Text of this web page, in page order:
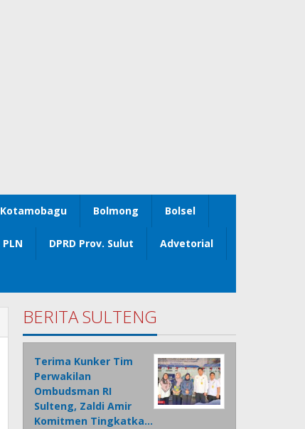
Kotamobagu Bolmong Bolsel
PLN DPRD Prov. Sulut Advetorial
BERITA SULTENG
Terima Kunker Tim
Perwakilan
Ombudsman RI
Sulteng, Zaldi Amir
Komitmen Tingkatka…